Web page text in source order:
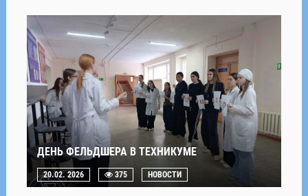
ДЕНЬ ФЕЛЬДШЕРА В ТЕХНИКУМЕ
20.02. 2026 375 НОВОСТИ